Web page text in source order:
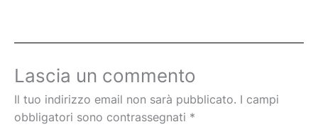
Lascia un commento
Il tuo indirizzo email non sarà pubblicato. I campi
obbligatori sono contrassegnati *